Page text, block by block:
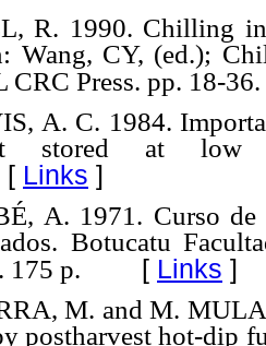
R. 1990. Chilling
Wang, CY, (ed.);
CRC Press. pp. 18-36.
A. C. 1984.
stored at low
Links ]
A. 1971. Curso
Botucatu
175 p. [ Links ]
M. and M.
postharvest hot-dip